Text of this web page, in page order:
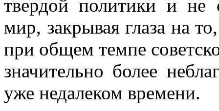
твердой политики и не
мир, закрывая глаза на
при общем темпе
значительно более
уже недалеком времени.